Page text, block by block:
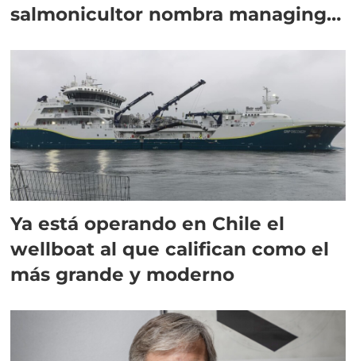
salmonicultor nombra managing
Ya está operando en Chile el
wellboat al que califican como el
más grande y moderno